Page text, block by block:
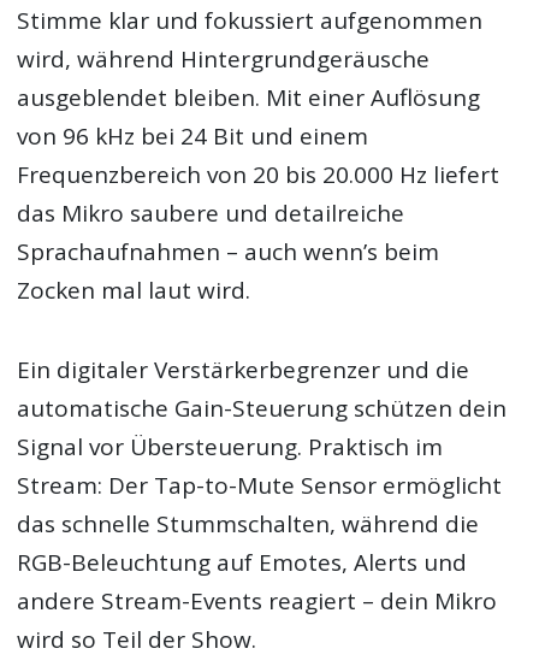
Stimme klar und fokussiert aufgenommen
wird, während Hintergrundgeräusche
ausgeblendet bleiben. Mit einer Auflösung
von 96 kHz bei 24 Bit und einem
Frequenzbereich von 20 bis 20.000 Hz liefert
das Mikro saubere und detailreiche
Sprachaufnahmen – auch wenn’s beim
Zocken mal laut wird.
Ein digitaler Verstärkerbegrenzer und die
automatische Gain-Steuerung schützen dein
Signal vor Übersteuerung. Praktisch im
Stream: Der Tap-to-Mute Sensor ermöglicht
das schnelle Stummschalten, während die
RGB-Beleuchtung auf Emotes, Alerts und
andere Stream-Events reagiert – dein Mikro
wird so Teil der Show.